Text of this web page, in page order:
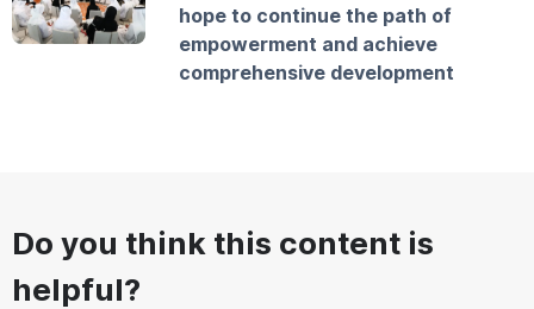
hope to continue the path of
empowerment and achieve
comprehensive development
Do you think this content is
helpful?